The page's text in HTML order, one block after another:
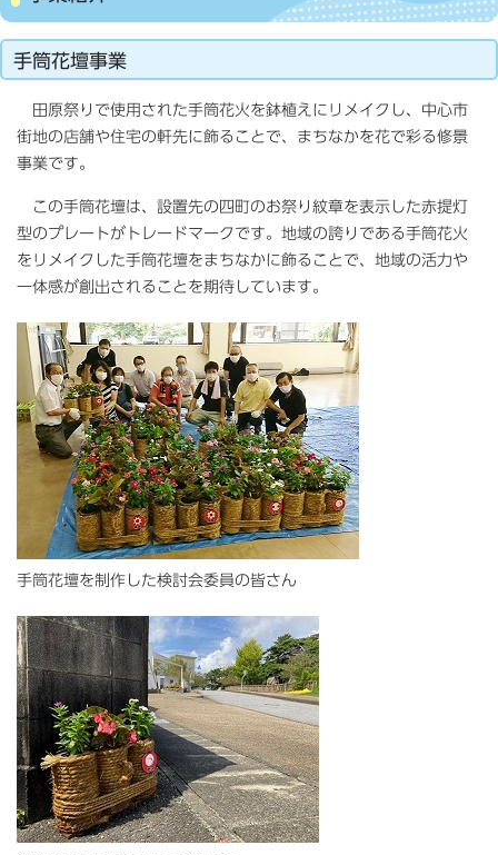
手筒花壇事業
田原祭りで使用された手筒花火を鉢植えにリメイクし、中心市
街地の店舗や住宅の軒先に飾ることで、まちなかを花で彩る修景
事業です。
この手筒花壇は、設置先の四町のお祭り紋章を表示した赤提灯
型のプレートがトレードマークです。地域の誇りである手筒花火
をリメイクした手筒花壇をまちなかに飾ることで、地域の活力や
一体感が創出されることを期待しています。
手筒花壇を制作した検討会委員の皆さん